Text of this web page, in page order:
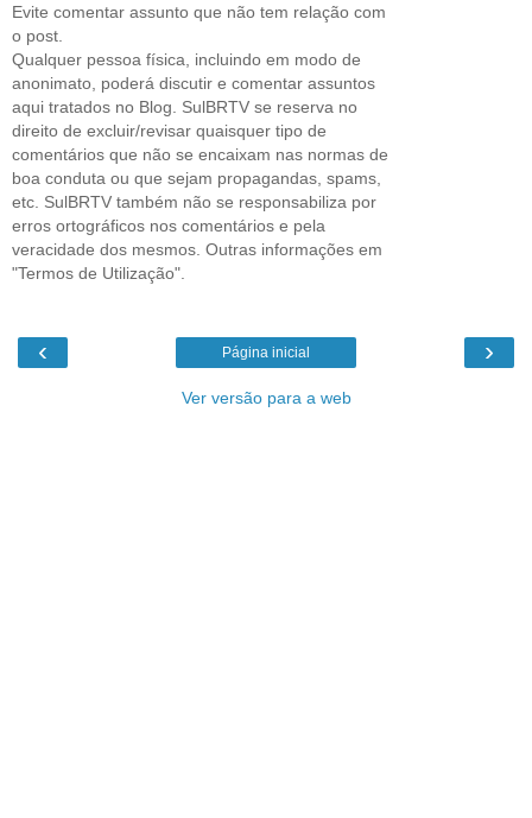
Evite comentar assunto que não tem relação com
o post.
Qualquer pessoa física, incluindo em modo de
anonimato, poderá discutir e comentar assuntos
aqui tratados no Blog. SulBRTV se reserva no
direito de excluir/revisar quaisquer tipo de
comentários que não se encaixam nas normas de
boa conduta ou que sejam propagandas, spams,
etc. SulBRTV também não se responsabiliza por
erros ortográficos nos comentários e pela
veracidade dos mesmos. Outras informações em
"Termos de Utilização".
‹ ›
Página inicial
Ver versão para a web